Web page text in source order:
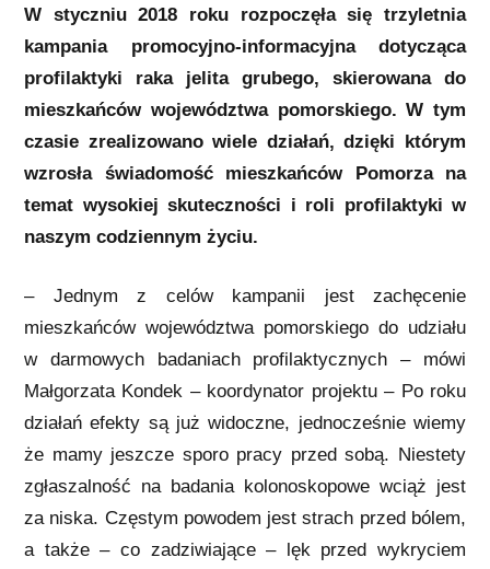
W styczniu 2018 roku rozpoczęła się trzyletnia
kampania promocyjno-informacyjna dotycząca
profilaktyki raka jelita grubego, skierowana do
mieszkańców województwa pomorskiego. W tym
czasie zrealizowano wiele działań, dzięki którym
wzrosła świadomość mieszkańców Pomorza na
temat wysokiej skuteczności i roli profilaktyki w
naszym codziennym życiu.
– Jednym z celów kampanii jest zachęcenie
mieszkańców województwa pomorskiego do udziału
w darmowych badaniach profilaktycznych – mówi
Małgorzata Kondek – koordynator projektu – Po roku
działań efekty są już widoczne, jednocześnie wiemy
że mamy jeszcze sporo pracy przed sobą. Niestety
zgłaszalność na badania kolonoskopowe wciąż jest
za niska. Częstym powodem jest strach przed bólem,
a także – co zadziwiające – lęk przed wykryciem